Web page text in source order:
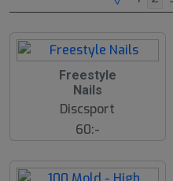
Freestyle
Nails
Discsport
60:-